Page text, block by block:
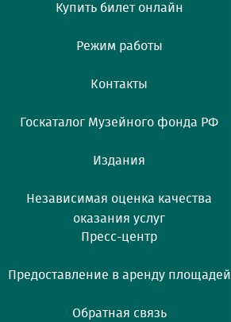
Купить билет онлайн
Режим работы
Контакты
Госкаталог Музейного фонда РФ
Издания
Независимая оценка качества
оказания услуг
Пресс-центр
Предоставление в аренду площадей
Обратная связь